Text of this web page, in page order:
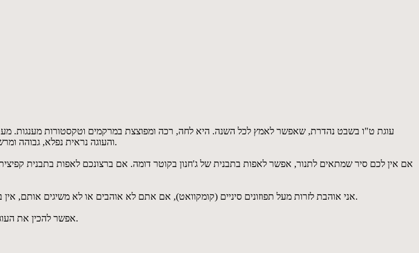
עוגת ט"ו בשבט נהדרת, שאפשר לאמץ לכל השנה. היא לחה, רכה ומפוצצת במרקמים וטקסטורות מענגות.
והעוגה נראית נפלא, גבוהה ומרשימה. פני ששאלתם; ניתן להחליף את השזיפים והמשמשים המיובשים בפירות מיובשים אחרים שאתם אוהבים.
אני אוהבת לזרות מעל תפוזונים סיניים (קומקוואט), אם אתם לא אוהבים או לא משיגים אותם, אין בעיה להחליפם בריבה ביתית טובה עם חתיכות פרי, אבל כזאת שלא תהיה מתוקה מדי (באיזה טעם שאוהבים).
אפשר להכין את העוגה במיקסר או בקערה עם מטרפה ידנית, התוצאה תהיה דומה . במיקסר, העוגה תצא קצת יותר גבוהה ותפוחה.